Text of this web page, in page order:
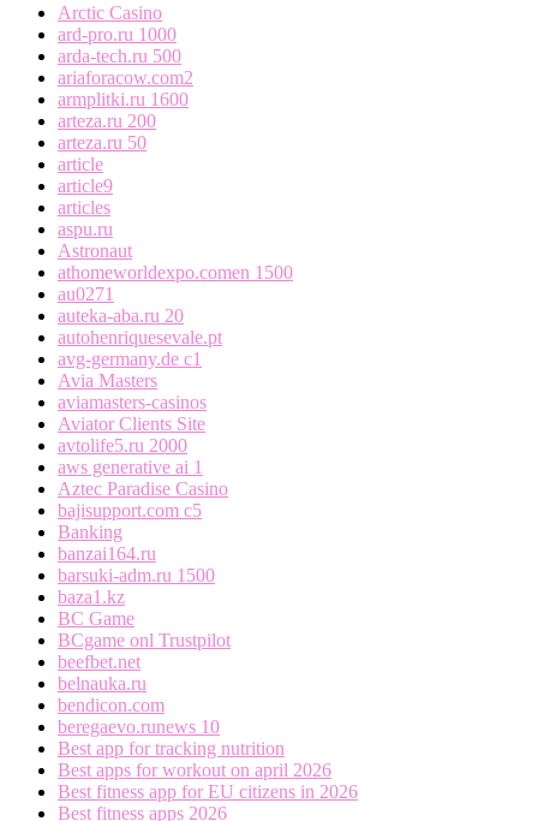
Arctic Casino
ard-pro.ru 1000
arda-tech.ru 500
ariaforacow.com2
armplitki.ru 1600
arteza.ru 200
arteza.ru 50
article
article9
articles
aspu.ru
Astronaut
athomeworldexpo.comen 1500
au0271
auteka-aba.ru 20
autohenriquesevale.pt
avg-germany.de c1
Avia Masters
aviamasters-casinos
Aviator Clients Site
avtolife5.ru 2000
aws generative ai 1
Aztec Paradise Casino
bajisupport.com c5
Banking
banzai164.ru
barsuki-adm.ru 1500
baza1.kz
BC Game
BCgame onl Trustpilot
beefbet.net
belnauka.ru
bendicon.com
beregaevo.runews 10
Best app for tracking nutrition
Best apps for workout on april 2026
Best fitness app for EU citizens in 2026
Best fitness apps 2026